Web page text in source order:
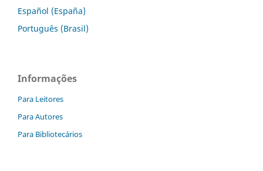
Español (España)
Português (Brasil)
Informações
Para Leitores
Para Autores
Para Bibliotecários